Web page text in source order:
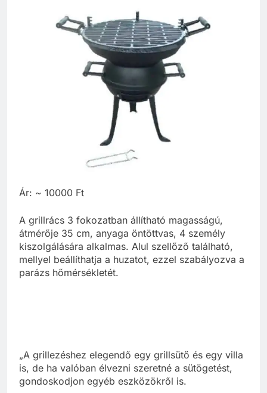
Ár: ~ 10000 Ft
A grillrács 3 fokozatban állítható magasságú,
átmérője 35 cm, anyaga öntöttvas, 4 személy
kiszolgálására alkalmas. Alul szellőző található,
mellyel beállíthatja a huzatot, ezzel szabályozva a
parázs hőmérsékletét.
„A grillezéshez elegendő egy grillsütő és egy villa
is, de ha valóban élvezni szeretné a sütögetést,
gondoskodjon egyéb eszközökről is.